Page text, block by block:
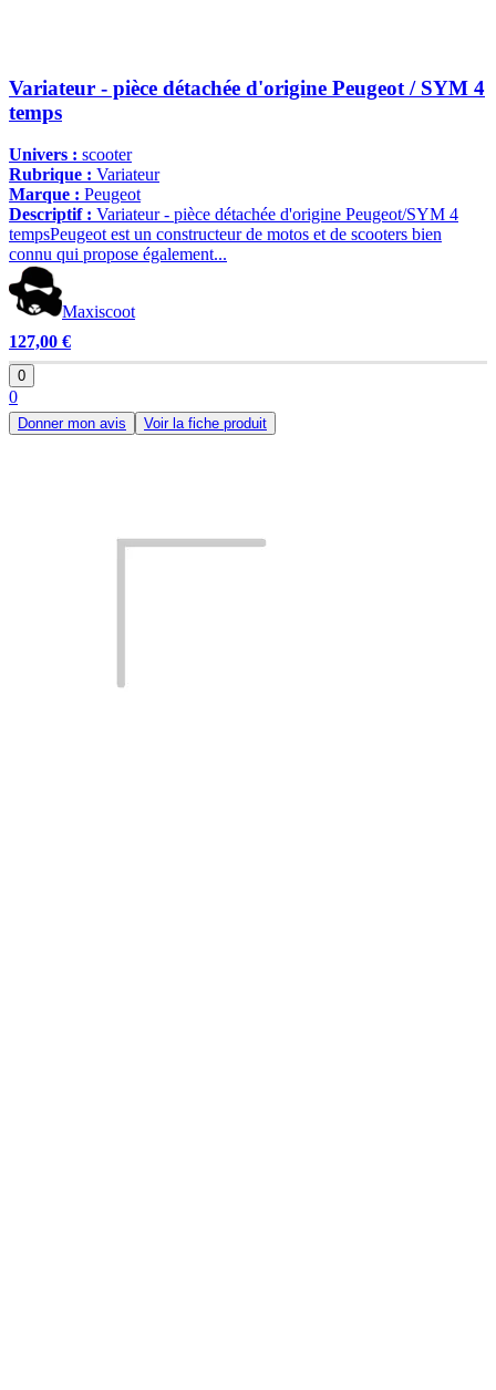
Variateur - pièce détachée d'origine Peugeot / SYM 4
temps
Univers : scooter
Rubrique : Variateur
Marque : Peugeot
Descriptif : Variateur - pièce détachée d'origine Peugeot/SYM 4
tempsPeugeot est un constructeur de motos et de scooters bien
connu qui propose également...
Maxiscoot
127,00 €
0
0
Donner mon avis Voir la fiche produit